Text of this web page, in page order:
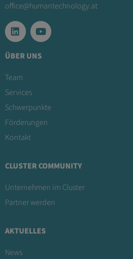
office@humantechnology.at
ÜBER UNS
Team
Services
Schwerpunkte
Förderungen
Kontakt
CLUSTER COMMUNITY
Unternehmen im Cluster
Partner werden
AKTUELLES
News